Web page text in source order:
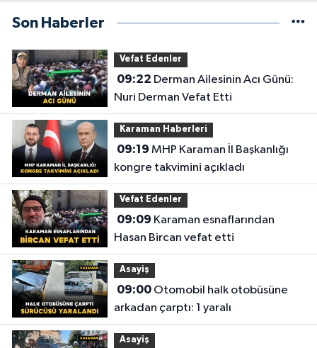
Son Haberler
Vefat Edenler
09:22
Nuri Derman Vefat Etti
Karaman Haberleri
09:19
kongre takvimini açıkladı
Vefat Edenler
09:09
Hasan Bircan vefat etti
Asayiş
09:00Otomobil halk otobüsüne
arkadan çarptı: 1 yaralı
Asayiş